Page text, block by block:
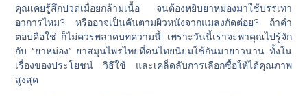
คุณเคยรู้สึกปวดเมื่อยกล้ามเนื้อ จนต้องหยิบยาหม่องมาใช้บรรเทา
อาการไหม? หรืออาจเป็นคันตามผิวหนังจากแมลงกัดต่อย? ถ้าคำ
ตอบคือใช่ ก็ไม่ควรพลาดบทความนี้! เพราะวันนี้เราจะพาคุณไปรู้จัก
กับ “ยาหม่อง” ยาสมุนไพรไทยที่คนไทยนิยมใช้กันมายาวนาน ทั้งใน
เรื่องของประโยชน์ วิธีใช้ และเคล็ดลับการเลือกซื้อให้ได้คุณภาพ
สูงสุด